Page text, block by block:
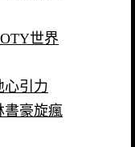
世界
心引力
書豪旋瘋